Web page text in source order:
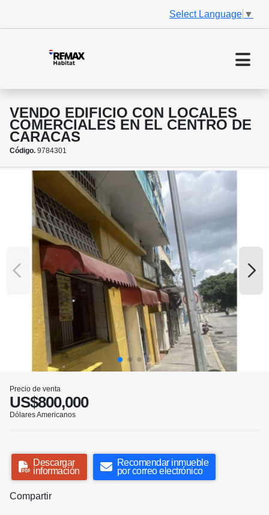
Select Language ▼
VENDO EDIFICIO CON LOCALES
COMERCIALES EN EL CENTRO DE
CARACAS
Código. 9784301
Precio de venta
US$800,000
Dólares Americanos
Descargar
información
Recomendar inmueble
por correo electrónico
Compartir